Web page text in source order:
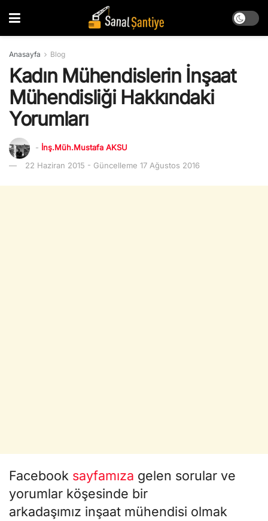
Anasayfa Blog
Kadın Mühendislerin İnşaat
Mühendisliği Hakkındaki
Yorumları
- İnş.Müh.Mustafa AKSU
22 Haziran 2015 - Güncelleme 17 Ağustos 2016
Facebook sayfamıza gelen sorular ve
yorumlar köşesinde bir
arkadaşımız inşaat mühendisi olmak